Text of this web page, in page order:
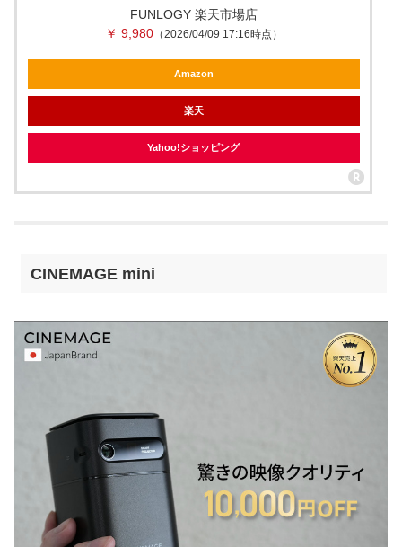
FUNLOGY 楽天市場店
￥ 9,980（2026/04/09 17:16時点）
Amazon
楽天
Yahoo!ショッピング
CINEMAGE mini